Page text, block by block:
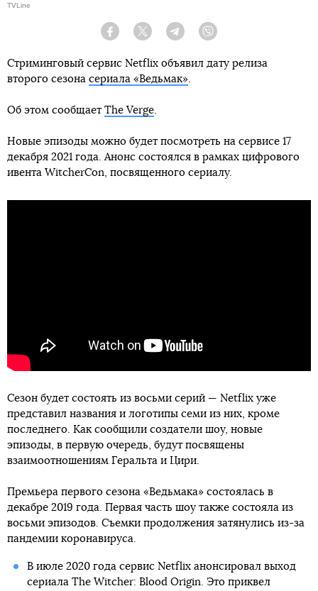
TVLine
Facebook Twitter Telegram
Стриминговый сервис Netflix объявил дату релиза
второго сезона сериала «Ведьмак»
Об этом сообщает The Verge
Новые эпизоды можно будет посмотреть на сервисе 17
декабря 2021 года. Анонс состоялся в рамках цифрового
ивента WitcherCon, посвященного сериалу.
Сезон будет состоять из восьми серий — Netflix уже
представил названия и логотипы семи из них, кроме
последнего. Как сообщили создатели шоу, новые
эпизоды, в первую очередь, будут посвящены
взаимоотношениям Геральта и Цири.
Премьера первого сезона «Ведьмака» состоялась в
декабре 2019 года. Первая часть шоу также состояла из
восьми эпизодов. Съемки продолжения затянулись из-за
пандемии коронавируса.
В июле 2020 года сервис Netflix анонсировал выход
сериала The Witcher: Blood Origin. Это приквел